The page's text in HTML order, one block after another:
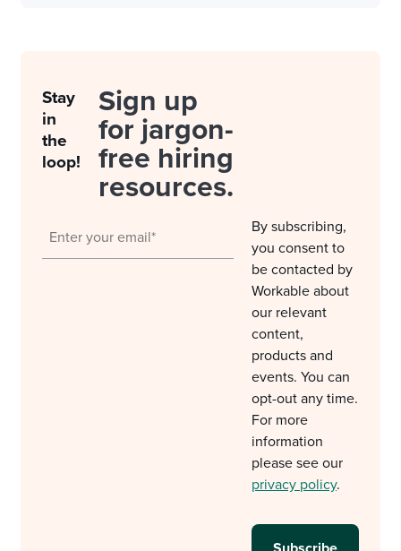
Stay
in
the
loop!
Sign up
for jargon-
free hiring
resources.
By subscribing,
you consent to
be contacted by
Workable about
our relevant
content,
products and
events. You can
opt-out any time.
For more
information
please see our
privacy policy.